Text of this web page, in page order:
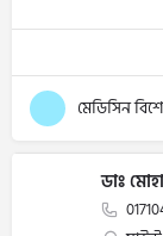
মেডিসিন
ডাঃ